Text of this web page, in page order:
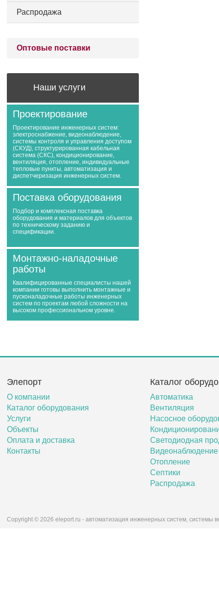
Распродажа
Оптовые поставки
Наши услуги
Проектирование
Проектирование инженерных систем:
электроснабжение, видеонаблюдение,
системы контроля и управления доступом
(СКУД), структурированная кабельная
система (СКС), кондиционирование,
вентиляция, отопление, индивидуальные
тепловые пункты, автоматизация и
диспетчеризация инженерных систем.
Поставка оборудования
Подбор и комплексная поставка
оборудования и материалов для объектов
по техническому заданию и
спецификации.
Монтажно-наладочные
работы
Квалифицированные специалисты нашей
компании готовы выполнить монтажные и
пусконаладочные работы инженерных
систем по проектам любой сложности на
высоком профессиональном уровне.
Элепорт
О компании
Каталог оборудования
Услуги
Объекты
Оплата и доставка
Контакты
Каталог
Автоматика
Вентиляция
Насосное
Светодиодная
Видеонаблюдение
Отопление
Септики
Распродажа
Copyright © 2026 eleport.ru - автоматизация инженерных систем, системы